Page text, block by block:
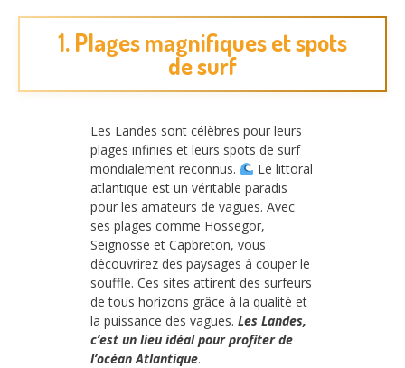
1. Plages magnifiques et spots
de surf
Les Landes sont célèbres pour leurs
plages infinies et leurs spots de surf
mondialement reconnus.
Le littoral
atlantique est un véritable paradis
pour les amateurs de vagues. Avec
ses plages comme Hossegor,
Seignosse et Capbreton, vous
découvrirez des paysages à couper le
souffle. Ces sites attirent des surfeurs
de tous horizons grâce à la qualité et
la puissance des vagues. Les Landes,
c’est un lieu idéal pour profiter de
l’océan Atlantique.